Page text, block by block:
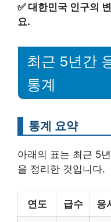
✅대한민국 인구의
요.
최근 5년간
통계
통계 요약
아래의 표는 최근 5
을 정리한 것입니다.
연도 급수 응